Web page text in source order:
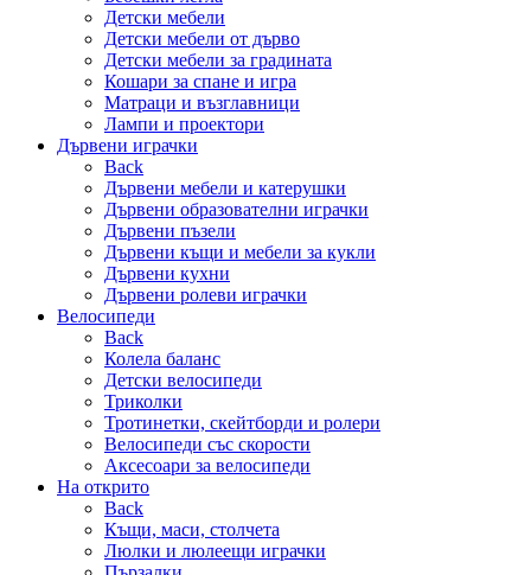
Детски мебели
Детски мебели от дърво
Детски мебели за градината
Кошари за спане и игра
Матраци и възглавници
Лампи и проектори
Дървени играчки
Back
Дървени мебели и катерушки
Дървени образователни играчки
Дървени пъзели
Дървени къщи и мебели за кукли
Дървени кухни
Дървени ролеви играчки
Велосипеди
Back
Колела баланс
Детски велосипеди
Триколки
Тротинетки, скейтборди и ролери
Велосипеди със скорости
Аксесоари за велосипеди
На открито
Back
Къщи, маси, столчета
Люлки и люлеещи играчки